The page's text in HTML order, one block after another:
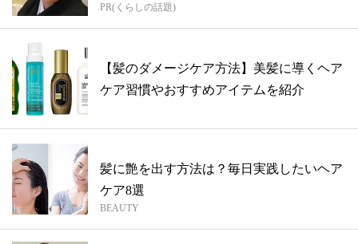
PR(くらしの話題)
【髪のダメージケア方法】美髪に導くヘア
ケア習慣やおすすめアイテムを紹介
髪に艶を出す方法は？毎日実践したいヘア
ケア8選
BEAUTY